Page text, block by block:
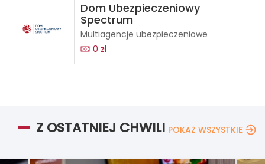
Dom Ubezpieczeniowy
Spectrum
Multiagencje ubezpieczeniowe
0 zł
Z OSTATNIEJ CHWILI POKAŻ WSZYSTKIE